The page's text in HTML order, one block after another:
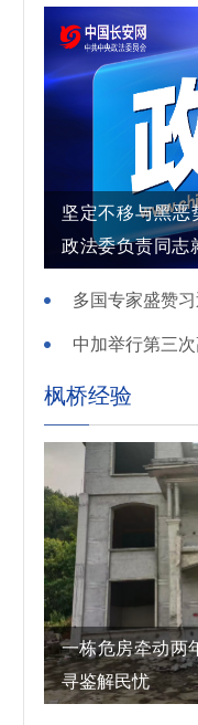
坚定不移与黑
政法委负责同志
枫桥经验
一栋危房牵动两
寻鉴解民忧